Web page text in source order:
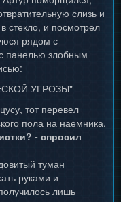
слизь и
стекло, и посмотрел
рядом с
панелью злобным
УГРОЗЫ"
тот перевел
пола на наемника.
- спросил
туман
руками и
лишь